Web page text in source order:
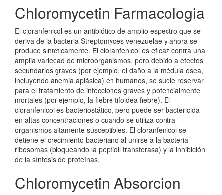
Chloromycetin Farmacologia
El cloranfenicol es un antibiótico de amplio espectro que se
deriva de la bacteria Streptomyces venezuelae y ahora se
produce sintéticamente. El cloranfenicol es eficaz contra una
amplia variedad de microorganismos, pero debido a efectos
secundarios graves (por ejemplo, el daño a la médula ósea,
incluyendo anemia aplásica) en humanos, se suele reservar
para el tratamiento de infecciones graves y potencialmente
mortales (por ejemplo, la fiebre tifoidea fiebre). El
cloranfenicol es bacteriostático, pero puede ser bactericida
en altas concentraciones o cuando se utiliza contra
organismos altamente susceptibles. El cloranfenicol se
detiene el crecimiento bacteriano al unirse a la bacteria
ribosomas (bloqueando la peptidil transferasa) y la inhibición
de la síntesis de proteínas.
Chloromycetin Absorcion